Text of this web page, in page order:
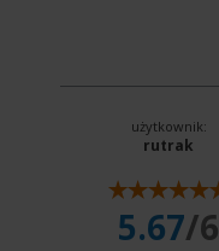
użytkownik:
rutrak
5.67/6